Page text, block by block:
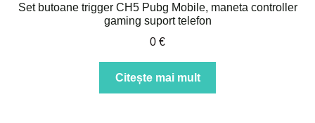
Set butoane trigger CH5 Pubg Mobile, maneta controller
gaming suport telefon
0 €
Citește mai mult